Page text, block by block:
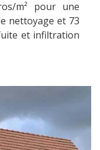
m² pour une
nettoyage et 73
et infiltration